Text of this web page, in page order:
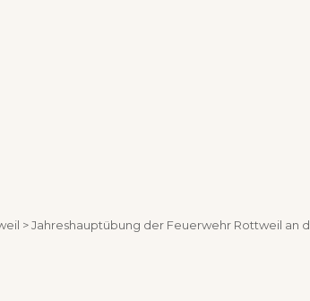
>Jahreshauptübung der Feuerwehr Rottweil an